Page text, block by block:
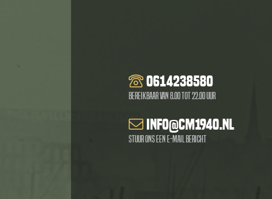
0614238580
Bereikbaar van 8.00 tot 22.00 uur
info@cm1940.nl
Stuur ons een e-mail bericht